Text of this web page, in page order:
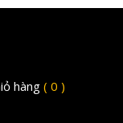
hàng ( 0 )